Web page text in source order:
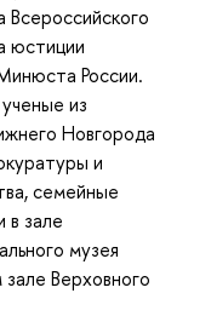
юстиции
России.
из
Новгорода
и
семейные
в зале
музея
Верховного